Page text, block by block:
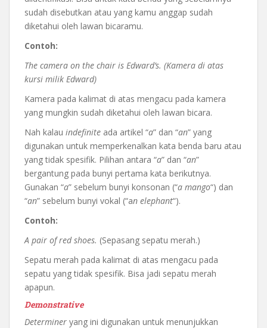
sudah disebutkan atau yang kamu anggap sudah
diketahui oleh lawan bicaramu.
Contoh:
The camera on the chair is Edward’s. (Kamera di atas
kursi milik Edward)
Kamera pada kalimat di atas mengacu pada kamera
yang mungkin sudah diketahui oleh lawan bicara.
Nah kalau indefinite ada artikel “a” dan “an” yang
digunakan untuk memperkenalkan kata benda baru atau
yang tidak spesifik. Pilihan antara “a” dan “an”
bergantung pada bunyi pertama kata berikutnya.
Gunakan “a” sebelum bunyi konsonan (“a mango“) dan
“an” sebelum bunyi vokal (“an elephant“).
Contoh:
A pair of red shoes. (Sepasang sepatu merah.)
Sepatu merah pada kalimat di atas mengacu pada
sepatu yang tidak spesifik. Bisa jadi sepatu merah
apapun.
Demonstrative
Determiner yang ini digunakan untuk menunjukkan